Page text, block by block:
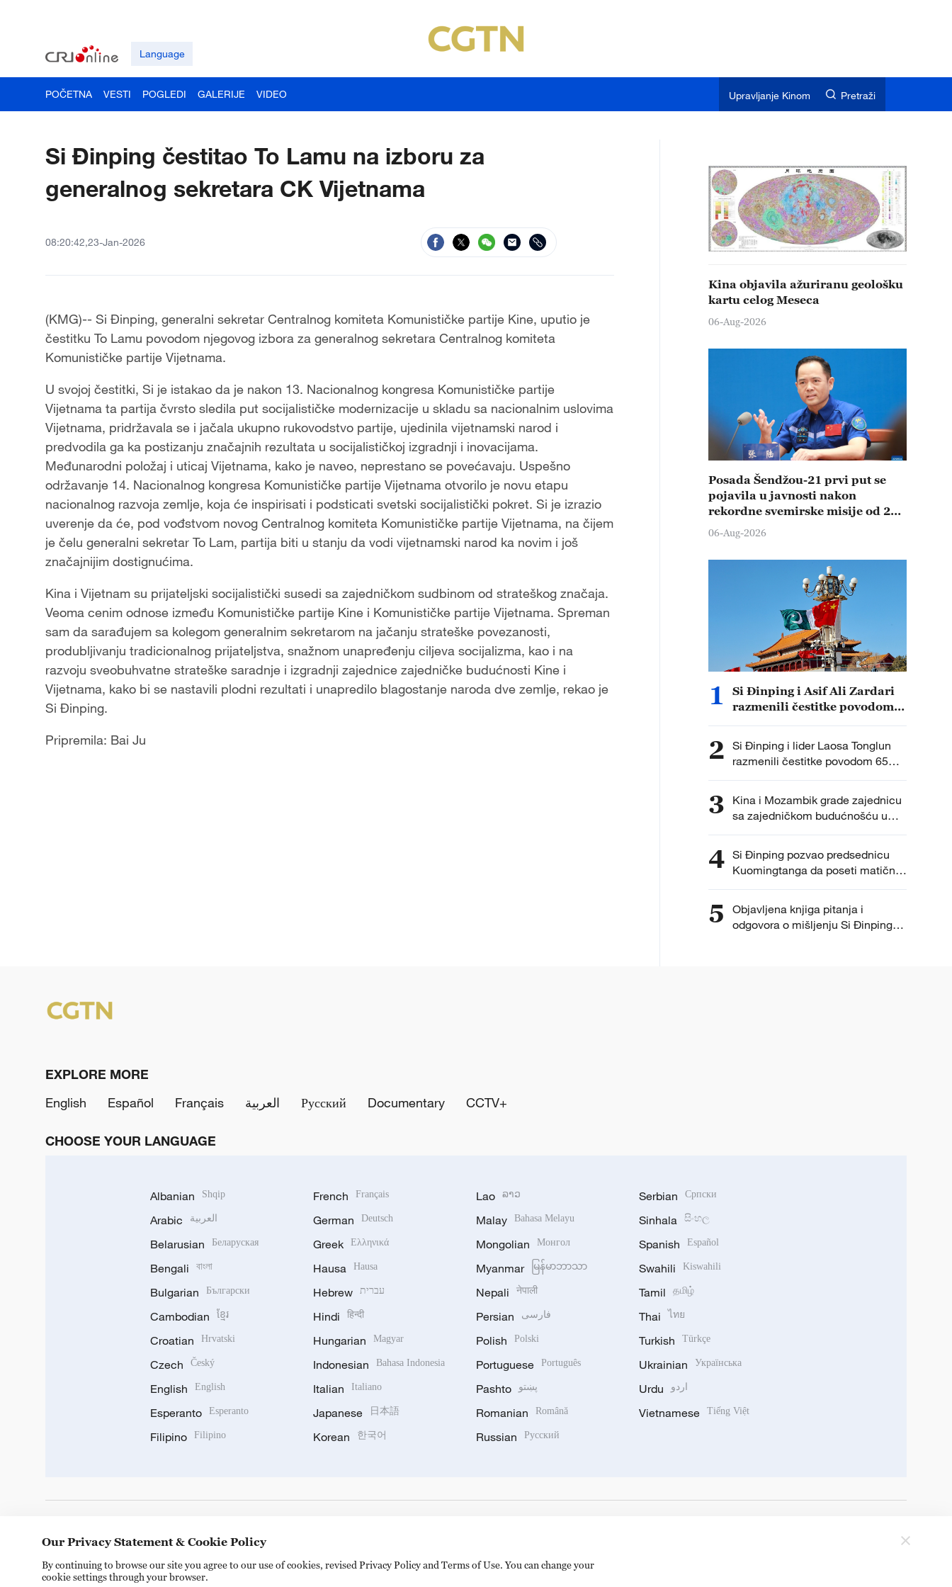
Language
POČETNA VESTI POGLEDI GALERIJE VIDEO Upravljanje Kinom Pretraži
Si Đinping čestitao To Lamu na izboru za
generalnog sekretara CK Vijetnama
08:20:42,23-Jan-2026
(KMG)-- Si Đinping, generalni sekretar Centralnog komiteta Komunističke partije Kine, uputio je
čestitku To Lamu povodom njegovog izbora za generalnog sekretara Centralnog komiteta
Komunističke partije Vijetnama.
U svojoj čestitki, Si je istakao da je nakon 13. Nacionalnog kongresa Komunističke partije
Vijetnama ta partija čvrsto sledila put socijalističke modernizacije u skladu sa nacionalnim uslovima
Vijetnama, pridržavala se i jačala ukupno rukovodstvo partije, ujedinila vijetnamski narod i
predvodila ga ka postizanju značajnih rezultata u socijalističkoj izgradnji i inovacijama.
Međunarodni položaj i uticaj Vijetnama, kako je naveo, neprestano se povećavaju. Uspešno
održavanje 14. Nacionalnog kongresa Komunističke partije Vijetnama otvorilo je novu etapu
nacionalnog razvoja zemlje, koja će inspirisati i podsticati svetski socijalistički pokret. Si je izrazio
uverenje da će, pod vođstvom novog Centralnog komiteta Komunističke partije Vijetnama, na čijem
je čelu generalni sekretar To Lam, partija biti u stanju da vodi vijetnamski narod ka novim i još
značajnijim dostignućima.
Kina i Vijetnam su prijateljski socijalistički susedi sa zajedničkom sudbinom od strateškog značaja.
Veoma cenim odnose između Komunističke partije Kine i Komunističke partije Vijetnama. Spreman
sam da sarađujem sa kolegom generalnim sekretarom na jačanju strateške povezanosti,
produbljivanju tradicionalnog prijateljstva, snažnom unapređenju ciljeva socijalizma, kao i na
razvoju sveobuhvatne strateške saradnje i izgradnji zajednice zajedničke budućnosti Kine i
Vijetnama, kako bi se nastavili plodni rezultati i unapredilo blagostanje naroda dve zemlje, rekao je
Si Đinping.
Pripremila: Bai Ju
Kina objavila ažuriranu geološku
kartu celog Meseca
06-Aug-2026
Posada Šendžou-21 prvi put se
pojavila u javnosti nakon
rekordne svemirske misije od 210
dana
06-Aug-2026
1
Si Đinping i Asif Ali Zardari
razmenili čestitke povodom
2 Si Đinping i lider Laosa Tonglun
razmenili čestitke povodom 65
godina diplomatskih odnosa
3
Kina i Mozambik grade zajednicu
sa zajedničkom budućnošću u
novoj eri
4 Si Đinping pozvao predsednicu
Kuomingtanga da poseti matični
deo Kine
5
Objavljena knjiga pitanja i
odgovora o mišljenju Si Đinpinga
EXPLORE MORE
English
Español Français العربية Русский Documentary CCTV+
CHOOSE YOUR LANGUAGE
Albanian Shqip
Arabic العربية
Belarusian Беларуская
Bengali বাংলা
Bulgarian Български
Cambodian ខ្មែរ
Croatian Hrvatski
Czech Český
English English
Esperanto Esperanto
Filipino Filipino
French Français
German Deutsch
Greek Ελληνικά
Hausa Hausa
Hebrew עברית
Hindi हिन्दी
Hungarian Magyar
Indonesian Bahasa Indonesia
Italian Italiano
Japanese 日本語
Korean 한국어
Lao ລາວ
Malay Bahasa Melayu
Mongolian Монгол
Myanmar မြန်မာဘာသာ
Nepali नेपाली
Persian فارسی
Polish Polski
Portuguese Português
Pashto پښتو
Romanian Română
Russian Русский
Serbian Српски
Sinhala සිංහල
Spanish Español
Swahili Kiswahili
Tamil தமிழ்
Thai ไทย
Turkish Türkçe
Ukrainian Українська
Urdu اردو
Vietnamese Tiếng Việt
Our Privacy Statement & Cookie Policy
By continuing to browse our site you agree to our use of cookies, revised Privacy Policy and Terms of Use. You can change your
cookie settings through your browser.